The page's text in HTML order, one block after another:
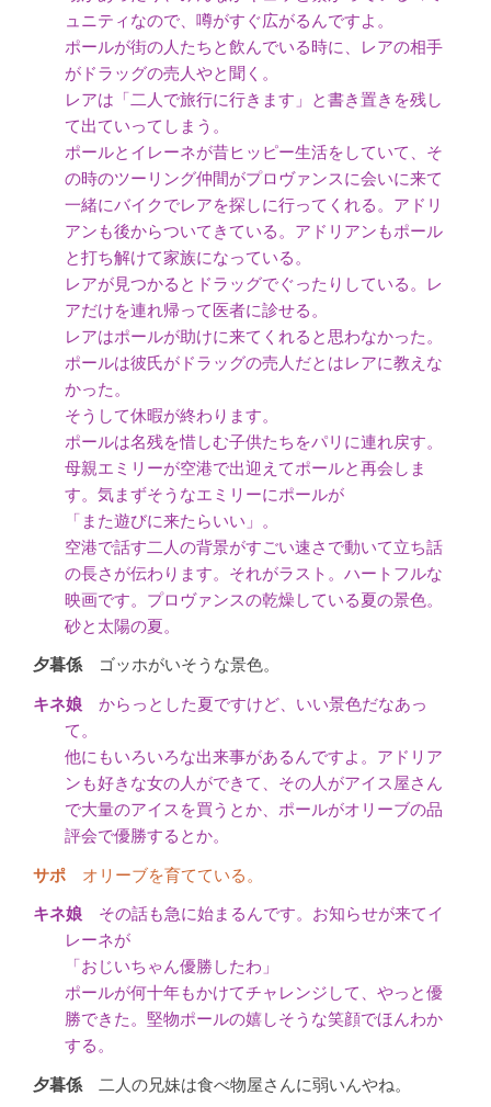
ュニティなので、噂がすぐ広がるんですよ。
ポールが街の人たちと飲んでいる時に、レアの相手
がドラッグの売人やと聞く。
レアは「二人で旅行に行きます」と書き置きを残し
て出ていってしまう。
ポールとイレーネが昔ヒッピー生活をしていて、そ
の時のツーリング仲間がプロヴァンスに会いに来て
一緒にバイクでレアを探しに行ってくれる。アドリ
アンも後からついてきている。アドリアンもポール
と打ち解けて家族になっている。
レアが見つかるとドラッグでぐったりしている。レ
アだけを連れ帰って医者に診せる。
レアはポールが助けに来てくれると思わなかった。
ポールは彼氏がドラッグの売人だとはレアに教えな
かった。
そうして休暇が終わります。
ポールは名残を惜しむ子供たちをパリに連れ戻す。
母親エミリーが空港で出迎えてポールと再会しま
す。気まずそうなエミリーにポールが
「また遊びに来たらいい」。
空港で話す二人の背景がすごい速さで動いて立ち話
の長さが伝わります。それがラスト。ハートフルな
映画です。プロヴァンスの乾燥している夏の景色。
砂と太陽の夏。
ゴッホがいそうな景色。
からっとした夏ですけど、いい景色だなあっ
て。
他にもいろいろな出来事があるんですよ。アドリア
ンも好きな女の人ができて、その人がアイス屋さん
で大量のアイスを買うとか、ポールがオリーブの品
評会で優勝するとか。
オリーブを育てている。
その話も急に始まるんです。お知らせが来てイ
レーネが
「おじいちゃん優勝したわ」
ポールが何十年もかけてチャレンジして、やっと優
勝できた。堅物ポールの嬉しそうな笑顔でほんわか
する。
二人の兄妹は食べ物屋さんに弱いんやね。